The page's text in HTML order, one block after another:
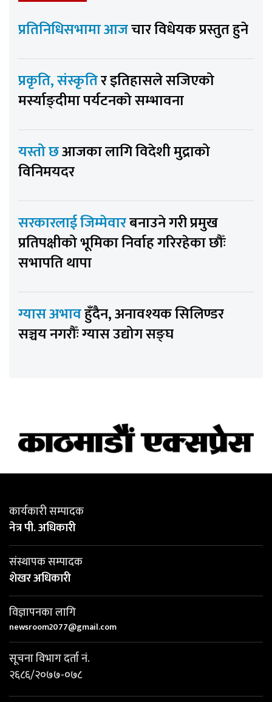
प्रतिनिधिसभामा आजचार विधेयक प्रस्तुत हुने
प्रकृति, संस्कृतिर इतिहासले सजिएको
मर्स्याङ्दीमा पर्यटनको सम्भावना
यस्तो छआजका लागि विदेशी मुद्राको
विनिमयदर
सरकारलाई जिम्मेवारबनाउने गरी प्रमुख
प्रतिपक्षीको भूमिका निर्वाह गरिरहेका छौँः
सभापति थापा
ग्यास अभावहुँदैन, अनावश्यक सिलिण्डर
सञ्चय नगरौँः ग्यास उद्योग सङ्घ
कार्यकारी सम्पादक
नेत्र पी. अधिकारी
संस्थापक सम्पादक
शेखर अधिकारी
विज्ञापनका लागि
newsroom2077@gmail.com
सूचना विभाग दर्ता नं.
२६८६/२०७७-०७८